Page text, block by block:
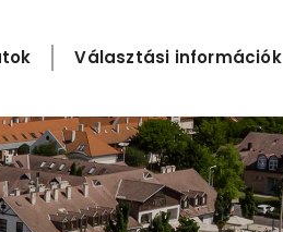
Választási információk